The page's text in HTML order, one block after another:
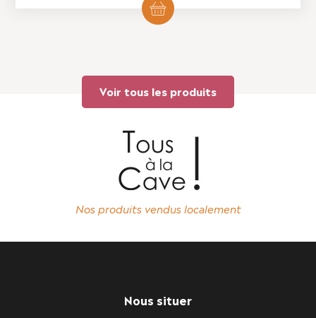
Voir tous les produits
Nos produits vendus localement
Nous situer